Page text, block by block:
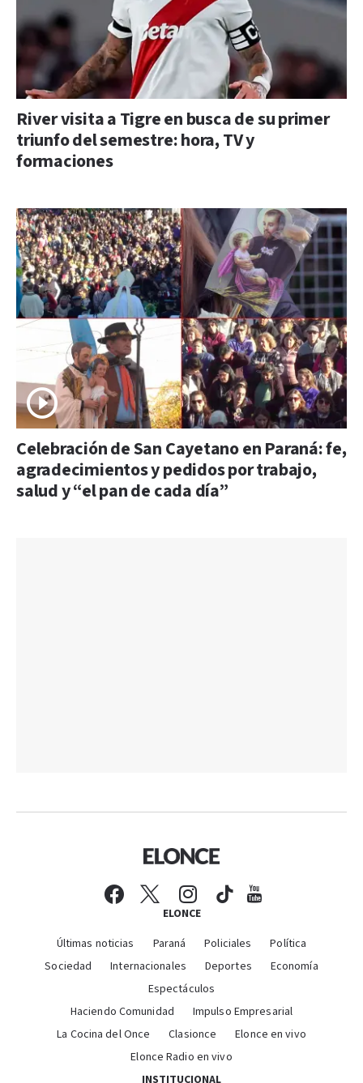
River visita a Tigre en busca de su primer
triunfo del semestre: hora, TV y
formaciones
Celebración de San Cayetano en Paraná: fe,
agradecimientos y pedidos por trabajo,
salud y “el pan de cada día”
ELONCE
Últimas noticias Paraná Policiales
Política
Sociedad
Internacionales Deportes
Economía
Espectáculos
Haciendo Comunidad
Impulso Empresarial
La Cocina del Once
Clasionce
Elonce en vivo
Elonce Radio en vivo
INSTITUCIONAL